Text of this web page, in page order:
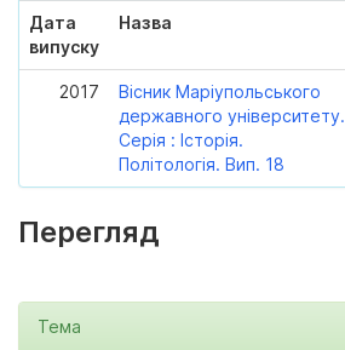
Дата
випуску
Назва
2017
Вісник Маріупольського
державного університету.
Серія : Історія.
Політологія. Вип. 18
Перегляд
Тема